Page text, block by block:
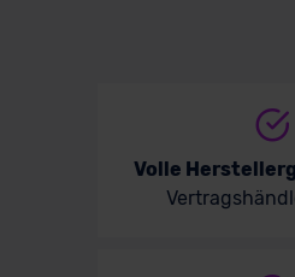
Volle